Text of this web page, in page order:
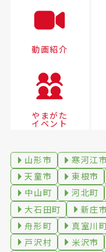
動画紹介
やまがた
イベント
山形市 寒河江市
天童市
東根市
中山町
河北町
大石田町
新庄市
舟形町
真室川
戸沢村
米沢市